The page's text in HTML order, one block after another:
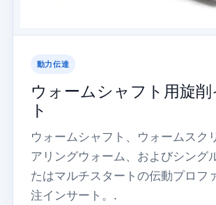
動力伝達
ウォームシャフト用旋
ト
ウォームシャフト、ウォームスク
アリングウォーム、およびシング
たはマルチスタートの伝動プロフ
注インサート。.